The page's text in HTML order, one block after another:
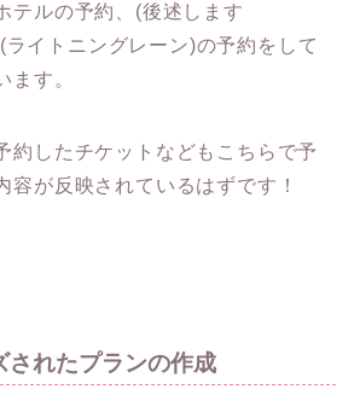
テルの予約、(後述します
イトニングレーン)の予約をして
ます。
約したチケットなどもこちらで予
容が反映されているはずです！
されたプランの作成